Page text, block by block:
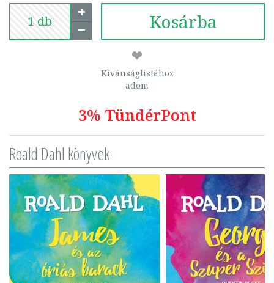
Kosárba
Kívánságlistához
adom
3% TündérPont
Roald Dahl könyvek